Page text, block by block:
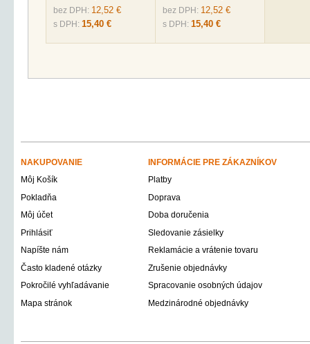
bez DPH: 12,52 €
s DPH: 15,40 €
bez DPH: 12,52 €
s DPH: 15,40 €
NAKUPOVANIE
INFORMÁCIE PRE ZÁKAZNÍKOV
Môj Košík
Platby
Pokladňa
Doprava
Môj účet
Doba doručenia
Prihlásiť
Sledovanie zásielky
Napíšte nám
Reklamácie a vrátenie tovaru
Často kladené otázky
Zrušenie objednávky
Pokročilé vyhľadávanie
Spracovanie osobných údajov
Mapa stránok
Medzinárodné objednávky